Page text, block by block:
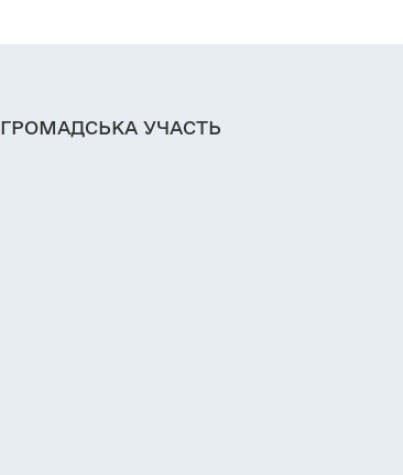
ГРОМАДСЬКА УЧАСТЬ